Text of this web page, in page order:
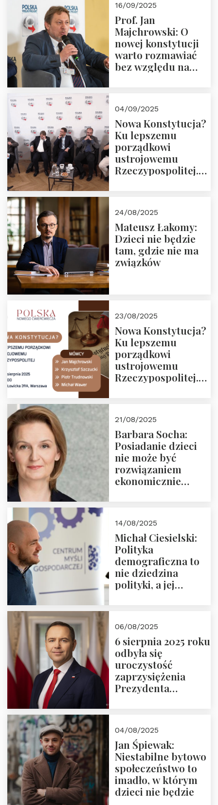
16/09/2025
Prof. Jan
Majchrowski: O
nowej konstytucji
warto rozmawiać
bez względu na
04/09/2025
Nowa Konstytucja?
Ku lepszemu
porządkowi
ustrojowemu
Rzeczypospolitej.
24/08/2025
Mateusz Łakomy:
Dzieci nie będzie
tam, gdzie nie ma
związków
23/08/2025
Nowa Konstytucja?
Ku lepszemu
porządkowi
ustrojowemu
Rzeczypospolitej.
Nowego
Ćwierćwiecza”
21/08/2025
Barbara Socha:
Posiadanie dzieci
nie może być
rozwiązaniem
ekonomicznie
14/08/2025
Michał Ciesielski:
Polityka
demograficzna to
nie dziedzina
polityki, a jej
06/08/2025
6 sierpnia 2025 roku
odbyła się
uroczystość
zaprzysiężenia
Prezydenta
Nawrockiego
04/08/2025
Jan Śpiewak:
Niestabilne bytowo
społeczeństwo to
imadło, w którym
dzieci nie będzie